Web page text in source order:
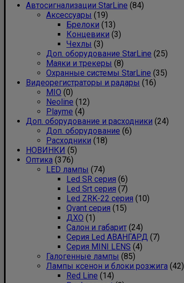
Автосигнализации StarLine (84)
Аксессуары (19)
Брелоки (13)
Концевики (3)
Чехлы (3)
Доп. оборудование StarLine (25)
Маяки и трекеры (8)
Охранные системы StarLine (35)
Видеорегистраторы и радары (16)
MIO (0)
Neoline (12)
Playme (4)
Доп. оборудование и расходники (24)
Доп. оборудование (6)
Расходники (18)
НОВИНКИ (5)
Оптика (376)
LED лампы (74)
Led SR серия (6)
Led Srt серия (7)
Led ZRK-22 серия (10)
Qvant серия (15)
ДХО (1)
Салон и габарит (24)
Серия Led АВАНГАРД (7)
Серия MINI LENS (4)
Галогенные лампы (85)
Лампы ксенон и блоки розжига (42)
Red Line (14)